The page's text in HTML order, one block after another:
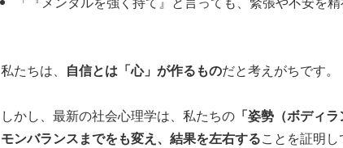
私たちは、 自信とは「心」が作るものだと考えがちです。
しかし、最新の社会心理学は、私たちの 「姿勢（ボディ
モンバランスまでをも変え、結果を左右することを証明し